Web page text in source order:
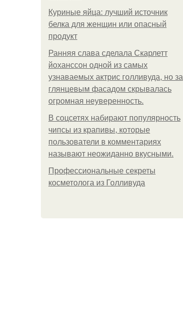
Куриные яйца: лучший источник
белка для женщин или опасный
продукт
Ранняя слава сделала Скарлетт
йоханссон одной из самых
узнаваемых актрис голливуда, но за
глянцевым фасадом скрывалась
огромная неуверенность.
В соцсетях набирают популярность
чипсы из крапивы, которые
пользователи в комментариях
называют неожиданно вкусными.
Профессиональные секреты
косметолога из Голливуда